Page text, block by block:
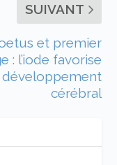
SUIVANT
et premier
: l’iode favorise
développement
cérébral